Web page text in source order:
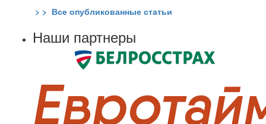
> > Все опубликованные статьи
Наши партнеры